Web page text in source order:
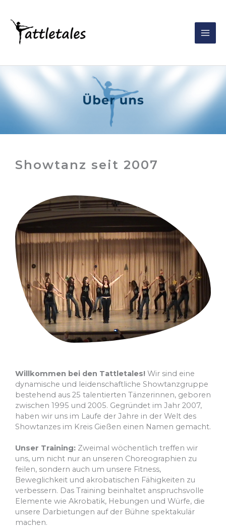
springen
Showtanz seit 2007
Willkommen bei den Tattletales! Wir sind eine
dynamische und leidenschaftliche Showtanzgruppe
bestehend aus 25 talentierten Tänzerinnen, geboren
zwischen 1995 und 2005. Gegründet im Jahr 2007,
haben wir uns im Laufe der Jahre in der Welt des
Showtanzes im Kreis Gießen einen Namen gemacht.
Unser Training: Zweimal wöchentlich treffen wir
uns, um nicht nur an unseren Choreographien zu
feilen, sondern auch um unsere Fitness,
Beweglichkeit und akrobatischen Fähigkeiten zu
verbessern. Das Training beinhaltet anspruchsvolle
Elemente wie Akrobatik, Hebungen und Würfe, die
unsere Darbietungen auf der Bühne spektakulär
machen.